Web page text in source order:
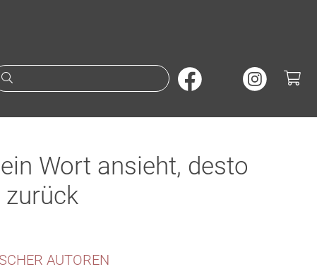
Suche nach Büchern oder
Wort ansieht, desto
AUTOREN